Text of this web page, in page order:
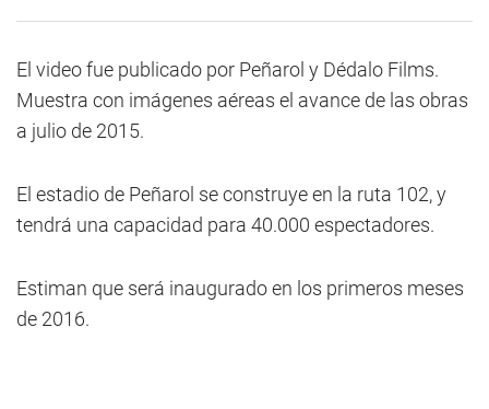
El video fue publicado por Peñarol y Dédalo Films.
Muestra con imágenes aéreas el avance de las obras
a julio de 2015.
El estadio de Peñarol se construye en la ruta 102, y
tendrá una capacidad para 40.000 espectadores.
Estiman que será inaugurado en los primeros meses
de 2016.